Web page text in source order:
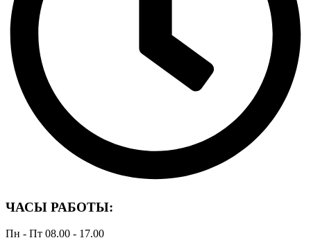
ЧАСЫ РАБОТЫ:
Пн - Пт 08.00 - 17.00